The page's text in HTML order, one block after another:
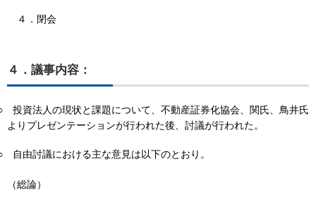
４．閉会
４．議事内容：
投資法人の現状と課題について、不動産証券化協会、関氏、鳥井氏
よりプレゼンテーションが行われた後、討議が行われた。
自由討議における主な意見は以下のとおり。
（総論）